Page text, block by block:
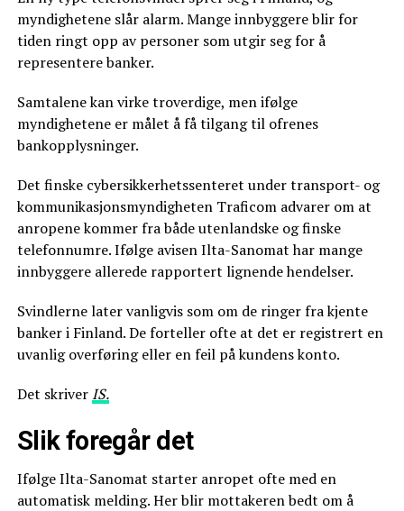
myndighetene slår alarm. Mange innbyggere blir for
tiden ringt opp av personer som utgir seg for å
representere banker.
Samtalene kan virke troverdige, men ifølge
myndighetene er målet å få tilgang til ofrenes
bankopplysninger.
Det finske cybersikkerhetssenteret under transport- og
kommunikasjonsmyndigheten Traficom advarer om at
anropene kommer fra både utenlandske og finske
telefonnumre. Ifølge avisen Ilta-Sanomat har mange
innbyggere allerede rapportert lignende hendelser.
Svindlerne later vanligvis som om de ringer fra kjente
banker i Finland. De forteller ofte at det er registrert en
uvanlig overføring eller en feil på kundens konto.
Det skriver IS.
Slik foregår det
Ifølge Ilta-Sanomat starter anropet ofte med en
automatisk melding. Her blir mottakeren bedt om å